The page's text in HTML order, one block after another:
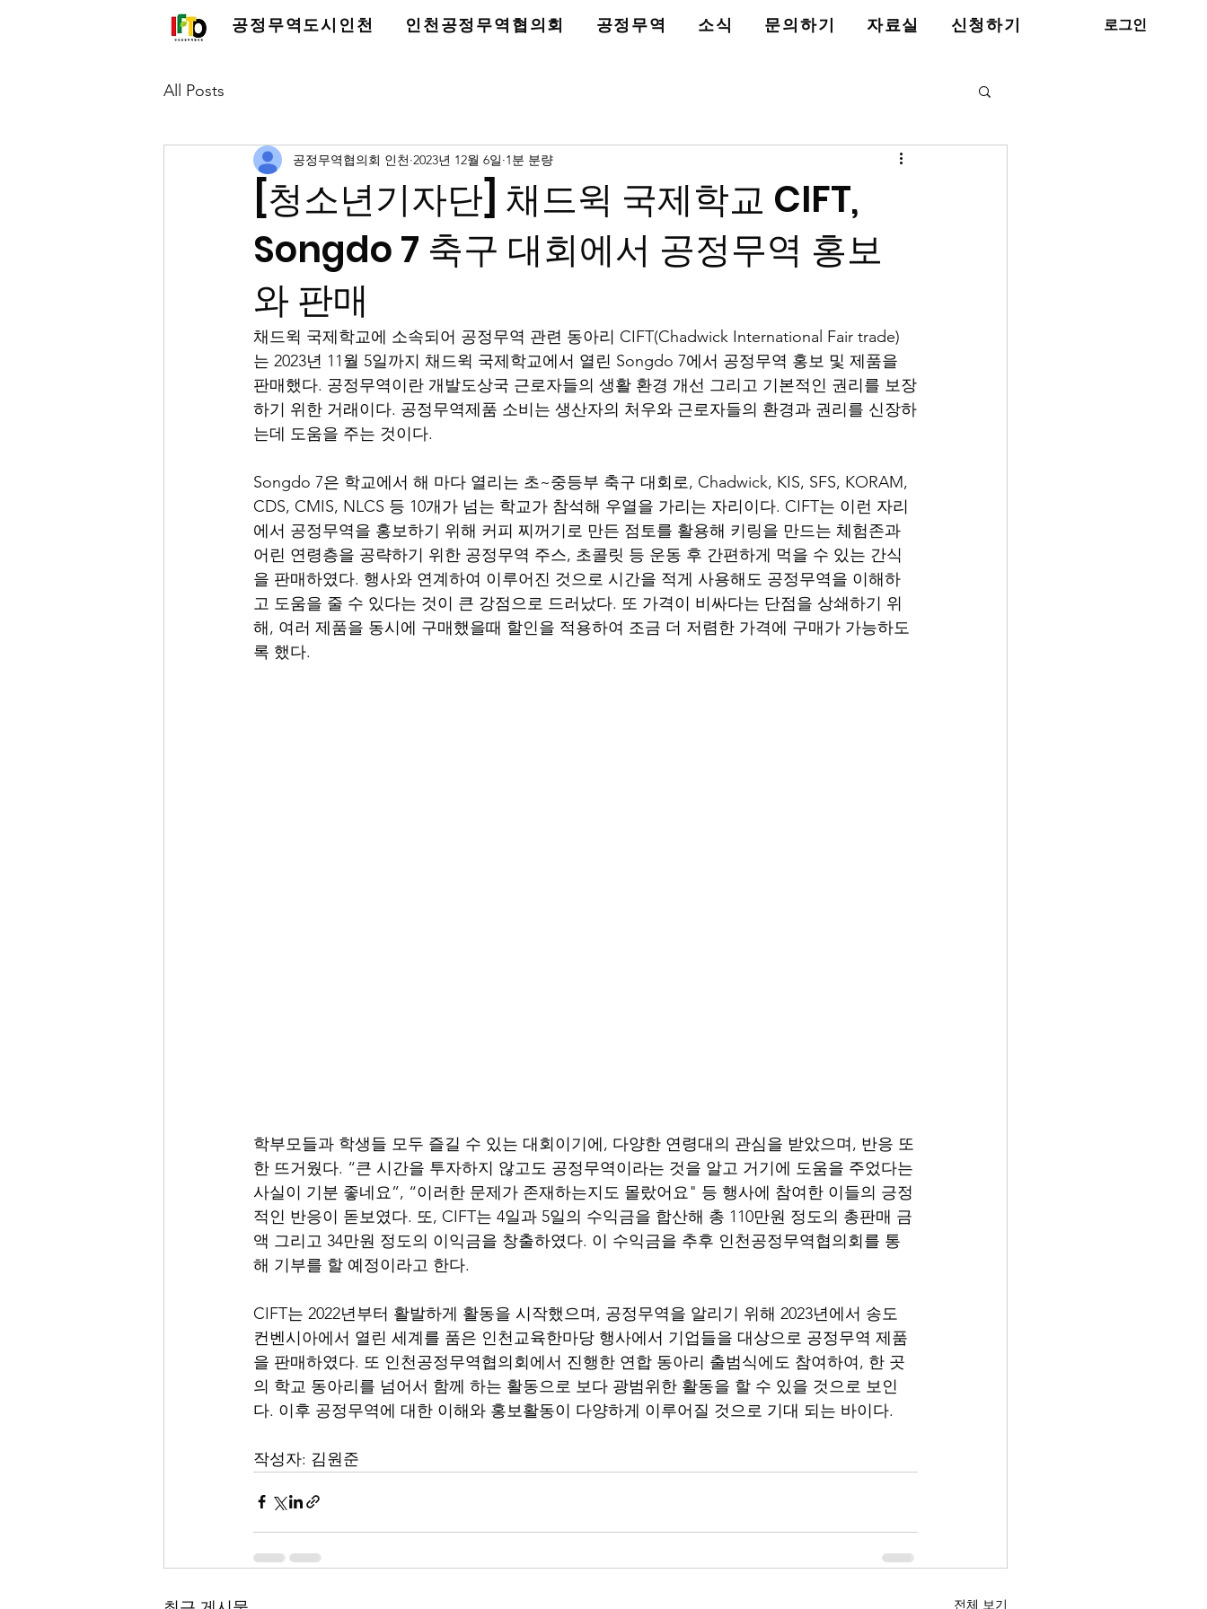
공정무역도시인천 인천공정무역협의회 공정무역 소식 문의하기 자료실 신청하기 로그인
All Posts
[청소년기자단] 채드윅 국제학교 CIFT,
Songdo 7 축구 대회에서 공정무역 홍보
와 판매
공정무역협의회 인천 2023년 12월 6일 1분 분량
채드윅 국제학교에 소속되어 공정무역 관련 동아리 CIFT(Chadwick International Fair trade)
는 2023년 11월 5일까지 채드윅 국제학교에서 열린 Songdo 7에서 공정무역 홍보 및 제품을
판매했다. 공정무역이란 개발도상국 근로자들의 생활 환경 개선 그리고 기본적인 권리를 보장
하기 위한 거래이다. 공정무역제품 소비는 생산자의 처우와 근로자들의 환경과 권리를 신장하
는데 도움을 주는 것이다.
Songdo 7은 학교에서 해 마다 열리는 초~중등부 축구 대회로, Chadwick, KIS, SFS, KORAM,
CDS, CMIS, NLCS 등 10개가 넘는 학교가 참석해 우열을 가리는 자리이다. CIFT는 이런 자리
에서 공정무역을 홍보하기 위해 커피 찌꺼기로 만든 점토를 활용해 키링을 만드는 체험존과
어린 연령층을 공략하기 위한 공정무역 주스, 초콜릿 등 운동 후 간편하게 먹을 수 있는 간식
을 판매하였다. 행사와 연계하여 이루어진 것으로 시간을 적게 사용해도 공정무역을 이해하
고 도움을 줄 수 있다는 것이 큰 강점으로 드러났다. 또 가격이 비싸다는 단점을 상쇄하기 위
해, 여러 제품을 동시에 구매했을때 할인을 적용하여 조금 더 저렴한 가격에 구매가 가능하도
록 했다.
학부모들과 학생들 모두 즐길 수 있는 대회이기에, 다양한 연령대의 관심을 받았으며, 반응 또
한 뜨거웠다. “큰 시간을 투자하지 않고도 공정무역이라는 것을 알고 거기에 도움을 주었다는
사실이 기분 좋네요”, “이러한 문제가 존재하는지도 몰랐어요" 등 행사에 참여한 이들의 긍정
적인 반응이 돋보였다. 또, CIFT는 4일과 5일의 수익금을 합산해 총 110만원 정도의 총판매 금
액 그리고 34만원 정도의 이익금을 창출하였다. 이 수익금을 추후 인천공정무역협의회를 통
해 기부를 할 예정이라고 한다.
CIFT는 2022년부터 활발하게 활동을 시작했으며, 공정무역을 알리기 위해 2023년에서 송도
컨벤시아에서 열린 세계를 품은 인천교육한마당 행사에서 기업들을 대상으로 공정무역 제품
을 판매하였다. 또 인천공정무역협의회에서 진행한 연합 동아리 출범식에도 참여하여, 한 곳
의 학교 동아리를 넘어서 함께 하는 활동으로 보다 광범위한 활동을 할 수 있을 것으로 보인
다. 이후 공정무역에 대한 이해와 홍보활동이 다양하게 이루어질 것으로 기대 되는 바이다.
작성자: 김원준
전체 보기